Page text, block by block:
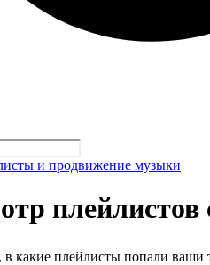
и продвижение музыки
в какие плейлисты попали ваши